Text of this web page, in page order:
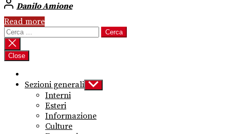
Danilo Amione
Read more
Ricerca
per:
Close
Sezioni generali Show
sub
Interni
Esteri
Informazione
Culture